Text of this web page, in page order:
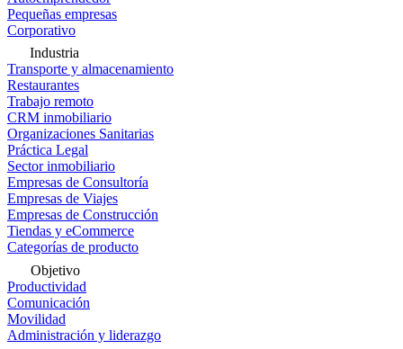
Pequeñas empresas
Corporativo
Industria
Transporte y almacenamiento
Restaurantes
Trabajo remoto
CRM inmobiliario
Organizaciones Sanitarias
Práctica Legal
Sector inmobiliario
Empresas de Consultoría
Empresas de Viajes
Empresas de Construcción
Tiendas y eCommerce
Categorías de producto
Objetivo
Productividad
Comunicación
Movilidad
Administración y liderazgo